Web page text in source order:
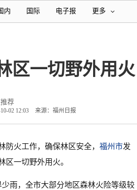
内 国际 电子报 更多
区一切野外用火
荐
02 12:03 来源：福州日报
防火工作，确保林区安全， 福州市发
区一切野外用火。
少雨，全市大部分地区森林火险等级较